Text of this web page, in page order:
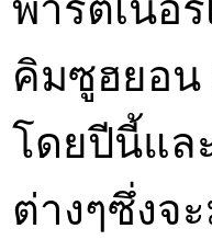
พาร์ตเนอ
คิมซูฮยอน
โดยปีนี้แล
ต่างๆซึ่งจ